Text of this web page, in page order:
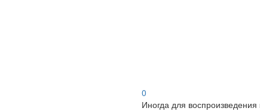
0
Иногда для